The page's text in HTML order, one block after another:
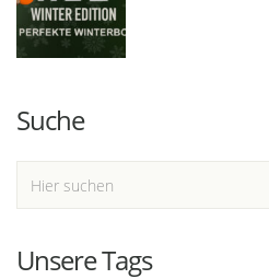
Suche
Unsere Tags